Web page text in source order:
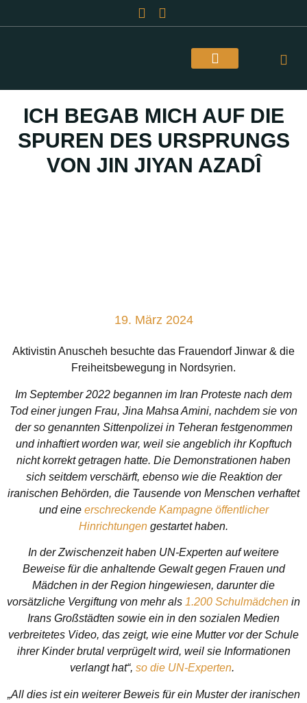
ICH BEGAB MICH AUF DIE
SPUREN DES URSPRUNGS
VON JIN JIYAN AZADÎ
19. März 2024
Aktivistin Anuscheh besuchte das Frauendorf Jinwar & die
Freiheitsbewegung in Nordsyrien.
Im September 2022 begannen im Iran Proteste nach dem
Tod einer jungen Frau, Jina Mahsa Amini, nachdem sie von
der so genannten Sittenpolizei in Teheran festgenommen
und inhaftiert worden war, weil sie angeblich ihr Kopftuch
nicht korrekt getragen hatte. Die Demonstrationen haben
sich seitdem verschärft, ebenso wie die Reaktion der
iranischen Behörden, die Tausende von Menschen verhaftet
und eine erschreckende Kampagne öffentlicher
Hinrichtungen gestartet haben.
In der Zwischenzeit haben UN-Experten auf weitere
Beweise für die anhaltende Gewalt gegen Frauen und
Mädchen in der Region hingewiesen, darunter die
vorsätzliche Vergiftung von mehr als 1.200 Schulmädchen in
Irans Großstädten sowie ein in den sozialen Medien
verbreitetes Video, das zeigt, wie eine Mutter vor der Schule
ihrer Kinder brutal verprügelt wird, weil sie Informationen
verlangt hat“, so die UN-Experten.
„All dies ist ein weiterer Beweis für ein Muster der iranischen